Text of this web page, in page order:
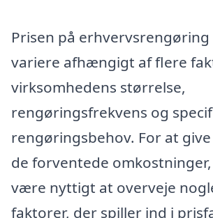
Prisen på erhvervsrengøring
variere afhængigt af flere
virksomhedens størrelse,
rengøringsfrekvens og
rengøringsbehov. For at
de forventede
være nyttigt at overveje
faktorer, der spiller ind i